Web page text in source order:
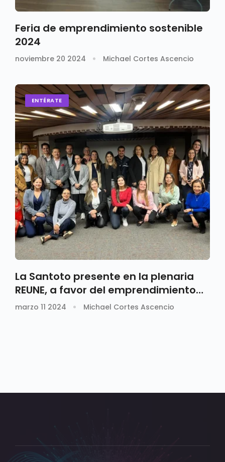
Feria de emprendimiento sostenible
2024
noviembre 20 2024 Michael Cortes Ascencio
ENTÉRATE
La Santoto presente en la plenaria
REUNE, a favor del emprendimiento
en Colombia
marzo 11 2024 Michael Cortes Ascencio